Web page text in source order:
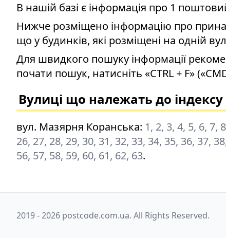
В нашій базі є інформація про 1
Нижче розміщено інформацію про
що у будинків, які розміщені на одній
Для швидкого пошуку інформації
почати пошук, натисніть «CTRL + F»
Вулиці що належать до індексу
вул. Мазярня Коранська: 1, 2, 3, 4, 5, 6, 7,
26, 27, 28, 29, 30, 31, 32, 33, 34, 35, 36, 37,
56, 57, 58, 59, 60, 61, 62, 63.
2019 - 2026 postcode.com.ua. All Rights Reserved.